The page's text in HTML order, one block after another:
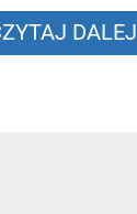
DALEJ